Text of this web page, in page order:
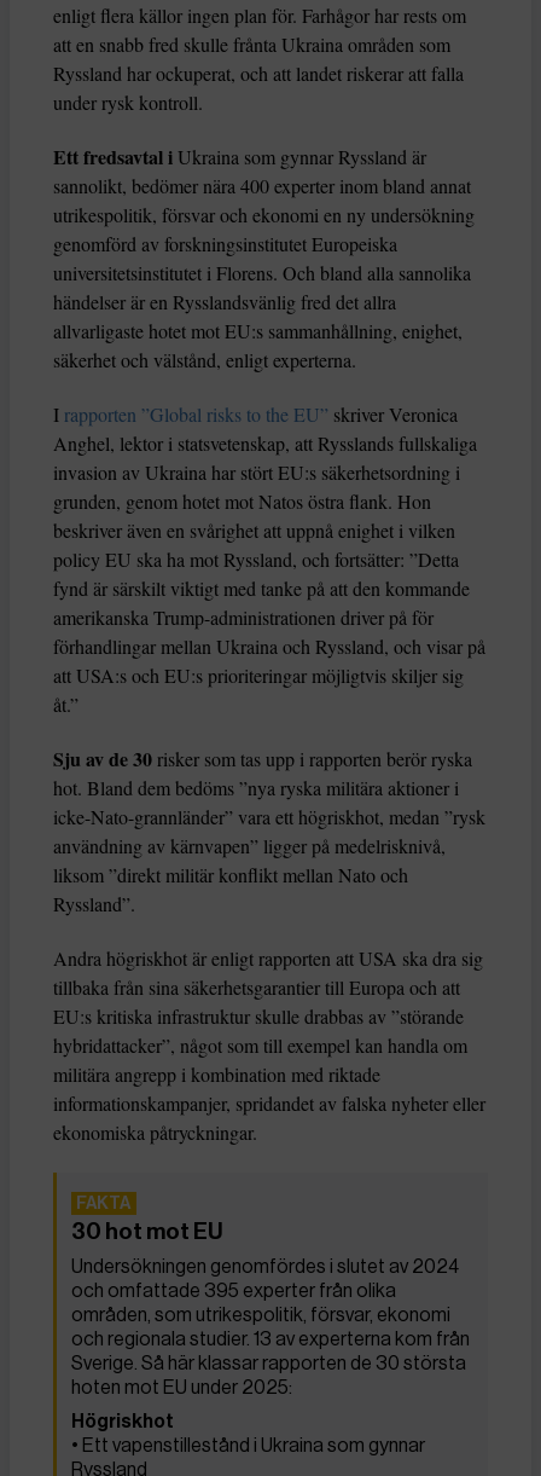
enligt flera källor ingen plan för. Farhågor har rests om
att en snabb fred skulle frånta Ukraina områden som
Ryssland har ockuperat, och att landet riskerar att falla
under rysk kontroll.
Ett fredsavtal i Ukraina som gynnar Ryssland är
sannolikt, bedömer nära 400 experter inom bland annat
utrikespolitik, försvar och ekonomi en ny undersökning
genomförd av forskningsinstitutet Europeiska
universitetsinstitutet i Florens. Och bland alla sannolika
händelser är en Rysslandsvänlig fred det allra
allvarligaste hotet mot EU:s sammanhållning, enighet,
säkerhet och välstånd, enligt experterna.
I rapporten ”Global risks to the EU” skriver Veronica
Anghel, lektor i statsvetenskap, att Rysslands fullskaliga
invasion av Ukraina har stört EU:s säkerhetsordning i
grunden, genom hotet mot Natos östra flank. Hon
beskriver även en svårighet att uppnå enighet i vilken
policy EU ska ha mot Ryssland, och fortsätter: ”Detta
fynd är särskilt viktigt med tanke på att den kommande
amerikanska Trump-administrationen driver på för
förhandlingar mellan Ukraina och Ryssland, och visar på
att USA:s och EU:s prioriteringar möjligtvis skiljer sig
åt.”
Sju av de 30 risker som tas upp i rapporten berör ryska
hot. Bland dem bedöms ”nya ryska militära aktioner i
icke-Nato-grannländer” vara ett högriskhot, medan ”rysk
användning av kärnvapen” ligger på medelrisknivå,
liksom ”direkt militär konflikt mellan Nato och
Ryssland”.
Andra högriskhot är enligt rapporten att USA ska dra sig
tillbaka från sina säkerhetsgarantier till Europa och att
EU:s kritiska infrastruktur skulle drabbas av ”störande
hybridattacker”, något som till exempel kan handla om
militära angrepp i kombination med riktade
informationskampanjer, spridandet av falska nyheter eller
ekonomiska påtryckningar.
30 hot mot EU
Undersökningen genomfördes i slutet av 2024
och omfattade 395 experter från olika
områden, som utrikespolitik, försvar, ekonomi
och regionala studier. 13 av experterna kom från
Sverige. Så här klassar rapporten de 30 största
hoten mot EU under 2025:
Högriskhot
• Ett vapenstillestånd i Ukraina som gynnar
Ryssland